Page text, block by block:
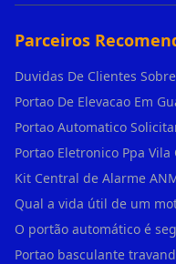
Parceiros
Portao De Elevacao Em
Portao Automatico
Portao Eletronico Ppa
Qual a vida útil de um
O portão automático é
Portao basculante